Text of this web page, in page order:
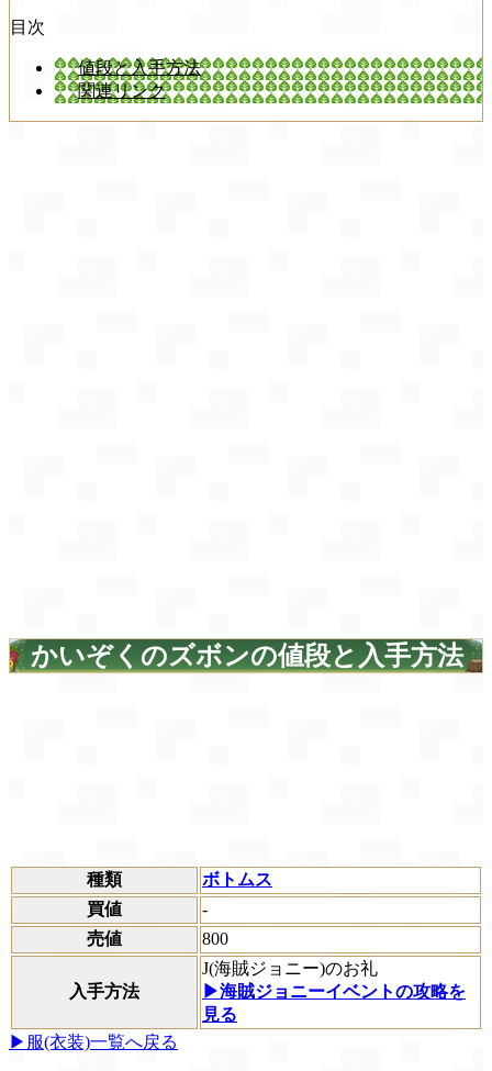
目次
値段と入手方法
関連リンク
かいぞくのズボンの値段と入手方法
種類
ボトムス
買値
-
売値
800
入手方法
J(海賊ジョニー)のお礼
▶海賊ジョニーイベントの攻略を
見る
▶服(衣装)一覧へ戻る